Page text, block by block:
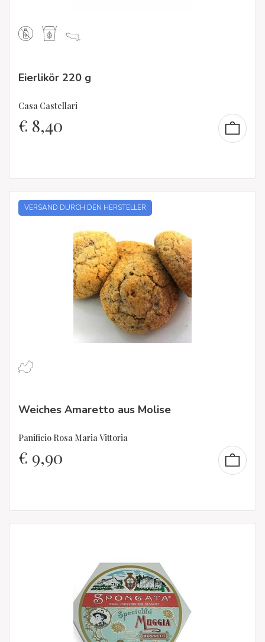
Eierlikör 220 g
Casa Castellari
€ 8,40
VERSAND DURCH DEN HERSTELLER
Weiches Amaretto aus Molise
Panificio Rosa Maria Vittoria
€ 9,90